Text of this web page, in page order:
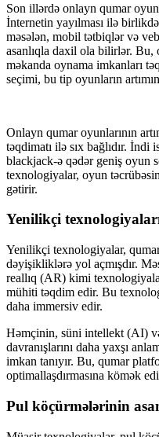
Son illərdə onlayn qumar
İnternetin yayılması ilə
məsələn, mobil tətbiqlər və
asanlıqla daxil ola bilirlər.
məkanda oynama imkanları
seçimi, bu tip oyunların
Onlayn qumar oyunlarının
təqdimatı ilə sıx bağlıdır.
blackjack-ə qədər geniş oyun
texnologiyalar, oyun
gətirir.
Yenilikçi
Yenilikçi texnologiyalar,
dəyişikliklərə yol açmışdır.
reallıq (AR) kimi
mühiti təqdim edir. Bu
daha immersiv edir.
Həmçinin, süni intellekt (AI)
davranışlarını daha yaxşı
imkan tanıyır. Bu, qumar
optimallaşdırmasına kömək
Pul köçürmələrinin